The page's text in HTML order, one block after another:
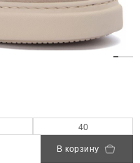
40
В корзину